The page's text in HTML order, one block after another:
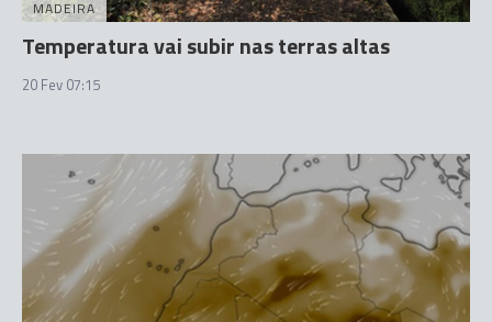
MADEIRA
Temperatura vai subir nas terras altas
20 Fev 07:15